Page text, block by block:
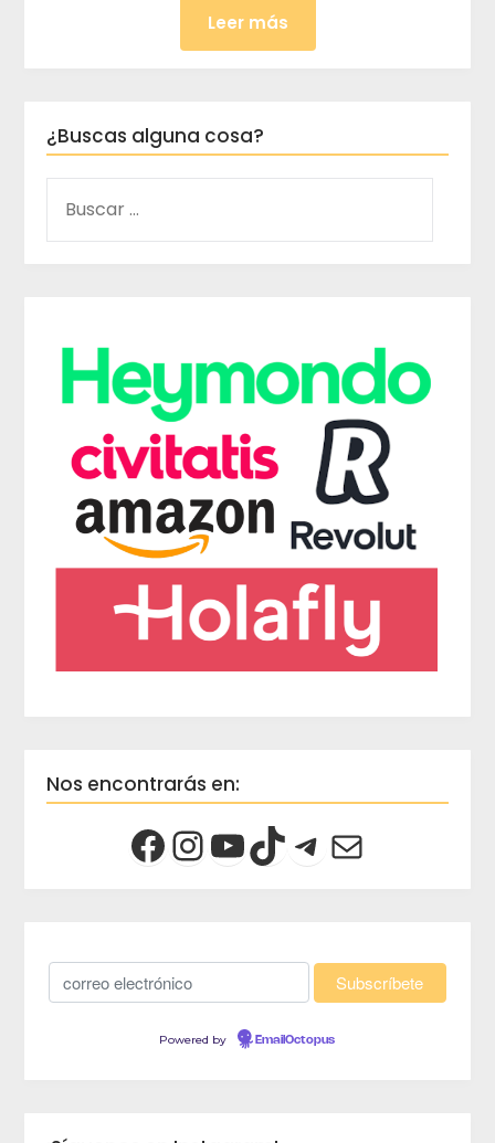
Leer más
¿Buscas alguna cosa?
Nos encontrarás en:
Powered by EmailOctopus